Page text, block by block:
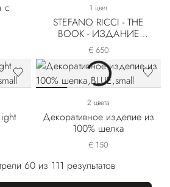
с
1 цвет
STEFANO RICCI - THE
BOOK - ИЗДАНИЕ
ДЕЛЮКС
€ 650
2 цвета
Декоративное изделие из
100% шелка
€ 150
60 из 111 результатов